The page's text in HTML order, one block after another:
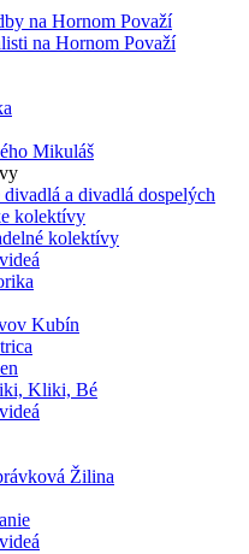
na Hornom Považí
na Hornom Považí
Mikuláš
a divadlá dospelých
kolektívy
kolektívy
Kubín
Kliki, Bé
Žilina